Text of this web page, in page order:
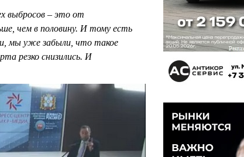
выбросов – это от
чем в половину. И тому есть
мы уже забыли, что такое
резко снизились. И